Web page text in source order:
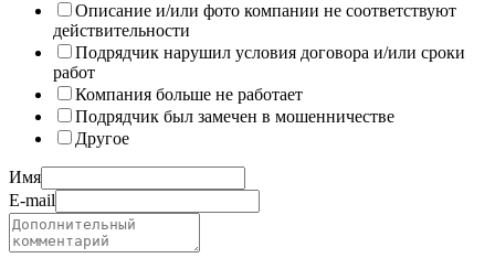
Описание и/или фото компании не соответствуют
действительности
Подрядчик нарушил условия договора и/или сроки
работ
Компания больше не работает
Подрядчик был замечен в мошенничестве
Другое
Имя
E-mail